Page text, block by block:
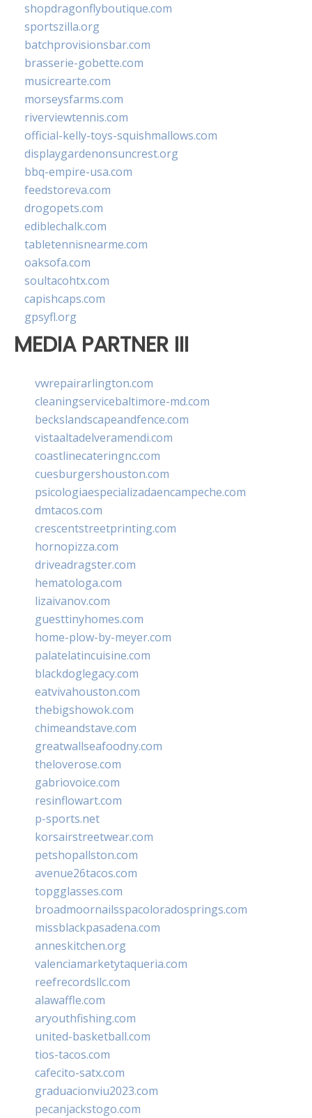
shopdragonflyboutique.com
sportszilla.org
batchprovisionsbar.com
brasserie-gobette.com
musicrearte.com
morseysfarms.com
riverviewtennis.com
official-kelly-toys-squishmallows.com
displaygardenonsuncrest.org
bbq-empire-usa.com
feedstoreva.com
drogopets.com
ediblechalk.com
tabletennisnearme.com
oaksofa.com
soultacohtx.com
capishcaps.com
gpsyfl.org
MEDIA PARTNER III
vwrepairarlington.com
cleaningservicebaltimore-md.com
beckslandscapeandfence.com
vistaaltadelveramendi.com
coastlinecateringnc.com
cuesburgershouston.com
psicologiaespecializadaencampeche.com
dmtacos.com
crescentstreetprinting.com
hornopizza.com
driveadragster.com
hematologa.com
lizaivanov.com
guesttinyhomes.com
home-plow-by-meyer.com
palatelatincuisine.com
blackdoglegacy.com
eatvivahouston.com
thebigshowok.com
chimeandstave.com
greatwallseafoodny.com
theloverose.com
gabriovoice.com
resinflowart.com
p-sports.net
korsairstreetwear.com
petshopallston.com
avenue26tacos.com
topgglasses.com
broadmoornailsspacoloradosprings.com
missblackpasadena.com
anneskitchen.org
valenciamarketytaqueria.com
reefrecordsllc.com
alawaffle.com
aryouthfishing.com
united-basketball.com
tios-tacos.com
cafecito-satx.com
graduacionviu2023.com
pecanjackstogo.com